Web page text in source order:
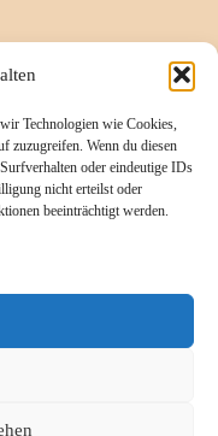
Technologien wie Cookies,
zuzugreifen. Wenn du diesen
oder eindeutige IDs
nicht erteilst oder
beeinträchtigt werden.